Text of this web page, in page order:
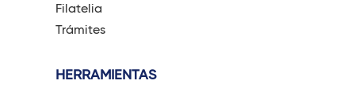
Filatelia
Trámites
HERRAMIENTAS